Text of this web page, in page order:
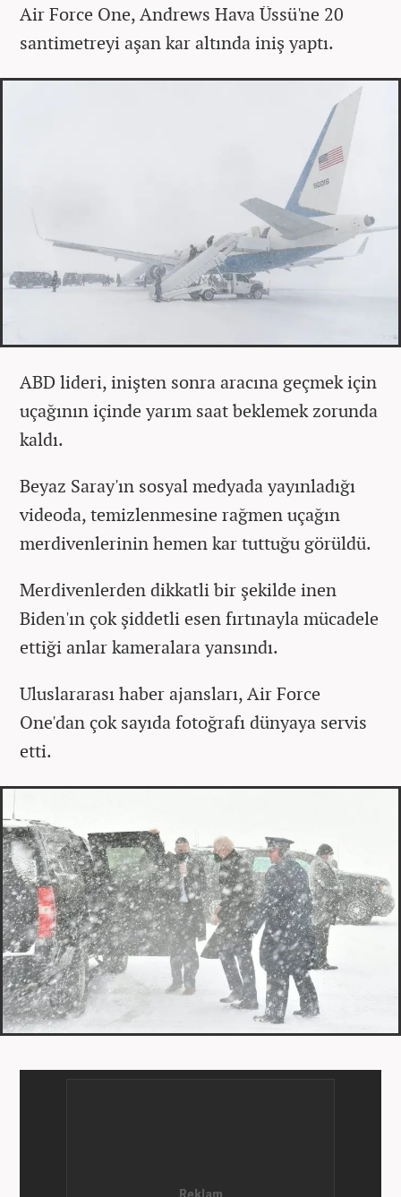
Air Force One, Andrews Hava Üssü'ne 20
santimetreyi aşan kar altında iniş yaptı.
ABD lideri, inişten sonra aracına geçmek için
uçağının içinde yarım saat beklemek zorunda
kaldı.
Beyaz Saray'ın sosyal medyada yayınladığı
videoda, temizlenmesine rağmen uçağın
merdivenlerinin hemen kar tuttuğu görüldü.
Merdivenlerden dikkatli bir şekilde inen
Biden'ın çok şiddetli esen fırtınayla mücadele
ettiği anlar kameralara yansındı.
Uluslararası haber ajansları, Air Force
One'dan çok sayıda fotoğrafı dünyaya servis
etti.